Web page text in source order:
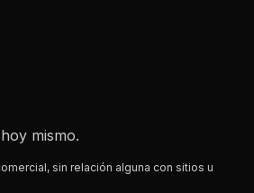
mismo.
sin relación alguna con sitios u